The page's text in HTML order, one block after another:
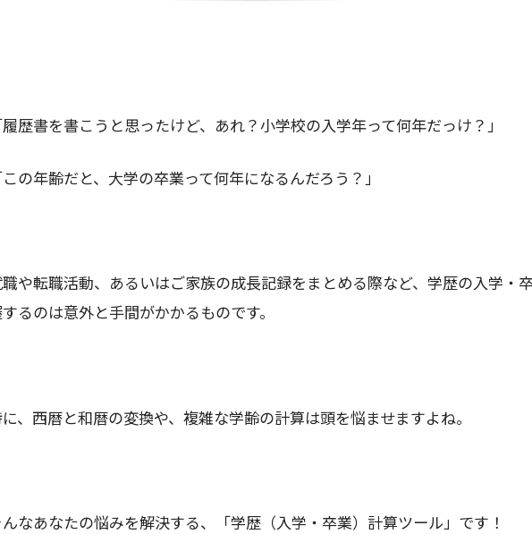
履歴書を書こうと思ったけど、あれ？小学校の入学年って何年だっけ？」
この年齢だと、大学の卒業って何年になるんだろう？」
や転職活動、あるいはご家族の成長記録をまとめる際など、学歴の入学・
るのは意外と手間がかかるものです。
、西暦と和暦の変換や、複雑な学齢の計算は頭を悩ませますよね。
なあなたの悩みを解決する、「学歴（入学・卒業）計算ツール」です！